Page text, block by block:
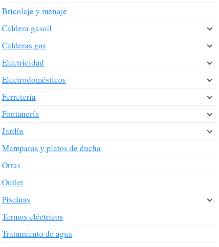
Bricolaje y menaje
Caldera gasoil
Calderas gas
Electricidad
Electrodomésticos
Ferretería
Fontanería
Jardín
Mamparas y platos de ducha
Otras
Outlet
Piscinas
Termos eléctricos
Tratamiento de agua